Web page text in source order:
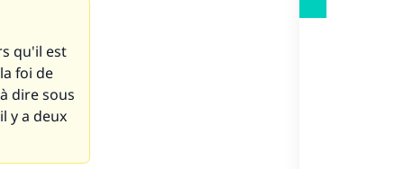
qu'il est
foi de
dire sous
y a deux